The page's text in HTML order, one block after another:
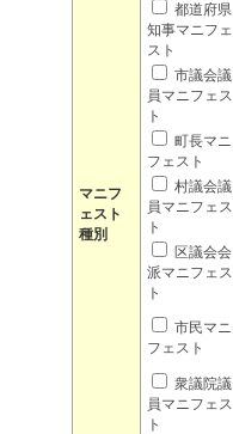
マニフ
ェスト
種別
都道府県
知事マニフェ
スト
市議会議
員マニフェス
ト
町長マニ
フェスト
村議会議
員マニフェス
ト
区議会会
派マニフェス
ト
市民マニ
フェスト
衆議院議
員マニフェス
ト